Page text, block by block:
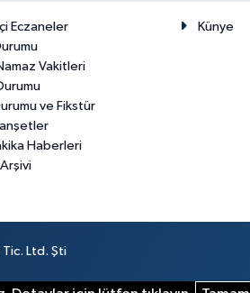
Eczaneler
Vakitleri
ve Fikstür
Haberleri
Künye
Ltd. Şti